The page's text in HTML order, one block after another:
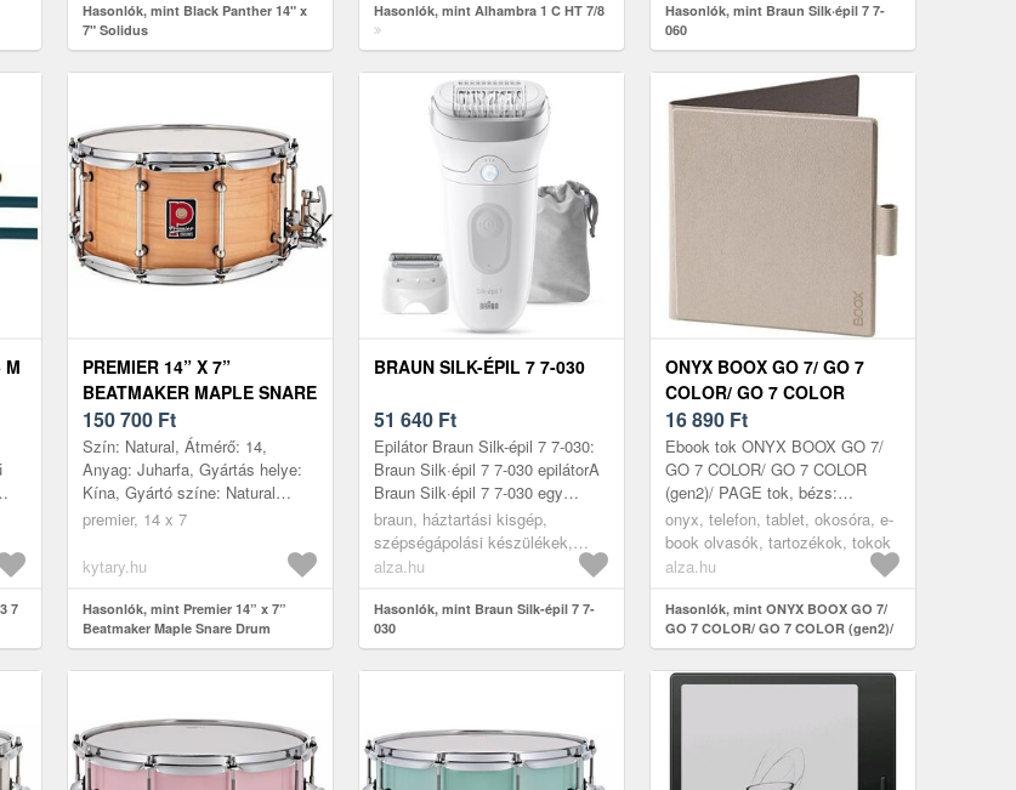
Hasonlók, mint Black Panther 14" x
7" Solidus
Hasonlók, mint Alhambra 1 C HT 7/8
Hasonlók, mint Braun Silk·épil 7 7-
060
M
7
PREMIER 14” X 7”
BEATMAKER MAPLE SNARE
DRUM
150 700 Ft
Szín: Natural, Átmérő: 14,
Anyag: Juharfa, Gyártás helye:
Kína, Gyártó színe: Natural
Lacquer, Korpusz magasság: 7
premier, 14 x 7
kytary.hu
Hasonlók, mint Premier 14” x 7”
Beatmaker Maple Snare Drum
BRAUN SILK-ÉPIL 7 7-030
51 640 Ft
Epilátor Braun Silk-épil 7 7-030:
Braun Silk·épil 7 7-030 epilátorA
Braun Silk·épil 7 7‑030 egy
klasszikus otthoni epilátor,
amelyet testre és inti...
braun, háztartási kisgép,
szépségápolási készülékek,
epilátorok
alza.hu
Hasonlók, mint Braun Silk-épil 7 7-
030
ONYX BOOX GO 7/ GO 7
COLOR/ GO 7 COLOR
(GEN2)/ PAGE TOK, BÉZS
16 890 Ft
Ebook tok ONYX BOOX GO 7/
GO 7 COLOR/ GO 7 COLOR
(gen2)/ PAGE tok, bézs:
Gyakran használod az e-book
olvasódat és szeretnéd ha
épségben maradna? Ki...
onyx, telefon, tablet, okosóra, e-
book olvasók, tartozékok, tokok
alza.hu
Hasonlók, mint ONYX BOOX GO 7/
GO 7 COLOR/ GO 7 COLOR (gen2)/
PAGE tok, bézs